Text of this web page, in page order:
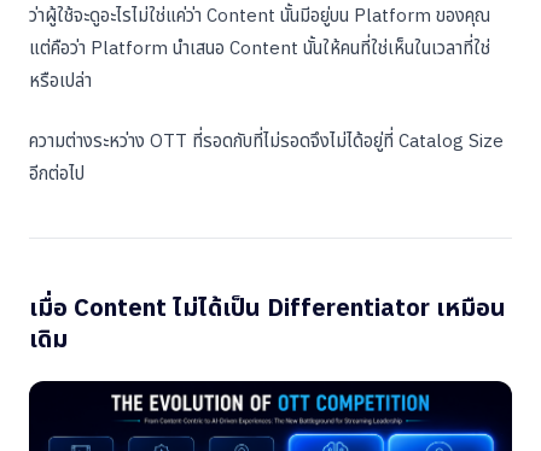
ว่าผู้ใช้จะดูอะไรไม่ใช่แค่ว่า Content นั้นมีอยู่บน Platform ของคุณ
แต่คือว่า Platform นำเสนอ Content นั้นให้คนที่ใช่เห็นในเวลาที่ใช่
หรือเปล่า
ความต่างระหว่าง OTT ที่รอดกับที่ไม่รอดจึงไม่ได้อยู่ที่ Catalog Size
อีกต่อไป
เมื่อ Content ไม่ได้เป็น Differentiator เหมือน
เดิม